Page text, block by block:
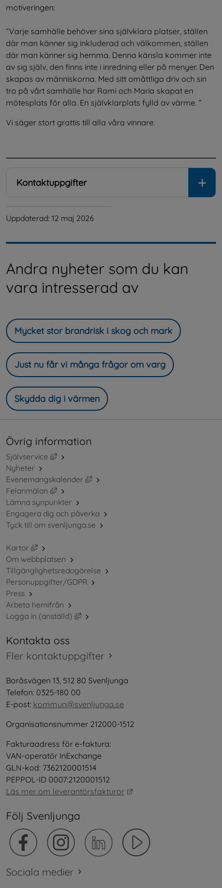
motiveringen:
Varje samhälle behöver sina självklara platser, ställen
där man känner sig inkluderad och välkommen, ställen
där man känner sig hemma. Denna känsla kommer inte
av sig själv, den finns inte i inredning eller på menyer. Den
skapas av människorna. Med sitt omåttliga driv och sin
tro på vårt samhälle har Rami och Maria skapat en
mötesplats för alla. En självklarplats fylld av värme.
Vi säger stort grattis till alla våra vinnare.
Kontaktuppgifter
Uppdaterad: 12 maj 2026
Andra nyheter som du kan
vara intresserad av
Mycket stor brandrisk i skog och mark
Just nu får vi många frågor om varg
Skydda dig i värmen
Övrig information
Självservice
Länk till annan webbplats, öppnas i nytt fönster.
Nyheter
Evenemangskalender
Länk till annan webbplats, öppnas i
Felanmälan
Länk till annan webbplats, öppnas i nytt fönster.
Lämna synpunkter
Engagera dig och påverka
Tyck till om svenljunga.se
Kartor
Länk till annan webbplats, öppnas i nytt fönster.
Om webbplatsen
Tillgänglighetsredogörelse
Personuppgifter/GDPR
Press
Arbeta hemifrån
Logga in (anställd)
Länk till annan webbplats, öppnas i nytt
Kontakta oss
Fler kontaktuppgifter
Boråsvägen 13, 512 80 Svenljunga
Telefon: 0325-180 00
E-post: kommun@svenljunga.se
Organisationsnummer 212000-1512
Fakturaadress för e-faktura:
VAN-operatör InExchange
GLN-kod: 7362120001514
PEPPOL-ID 0007:2120001512
Läs mer om leverantörsfakturor
Följ Svenljunga
Sociala medier